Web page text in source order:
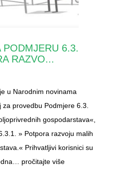
PODMJERU 6.3.
RAZVO...
u Narodnim novinama
provedbu Podmjere 6.3.
gospodarstava«,
» Potpora razvoju malih
Prihvatljivi korisnici su
pročitajte više